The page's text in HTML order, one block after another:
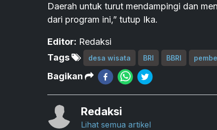
Daerah untuk turut mendampingi dan
dari program ini,” tutup Ika.
Editor: Redaksi
Tags
desa wisata BRI BBRI
Bagikan
Redaksi
Lihat semua artikel